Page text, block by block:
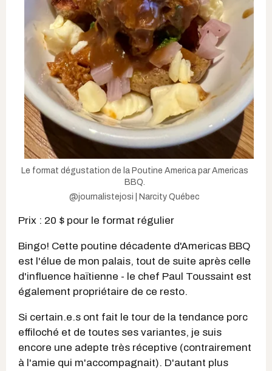
Le format dégustation de la Poutine America par Americas
BBQ.
@journalistejosi | Narcity Québec
Prix : 20 $ pour le format régulier
Bingo! Cette poutine décadente d'Americas BBQ
est l'élue de mon palais, tout de suite après celle
d'influence haïtienne - le chef Paul Toussaint est
également propriétaire de ce resto.
Si certain.e.s ont fait le tour de la tendance porc
effiloché et de toutes ses variantes, je suis
encore une adepte très réceptive (contrairement
à l'amie qui m'accompagnait). D'autant plus